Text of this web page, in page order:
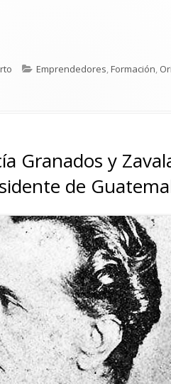
Sánchez Alonzo. Diseñadora
Categorías
Emprendedores,Formación,
Granados y
de